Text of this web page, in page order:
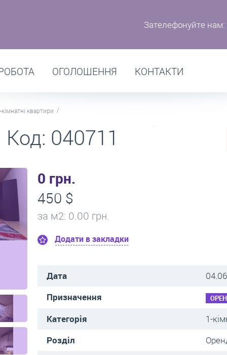
Зателефонуйте нам:
ОГОЛОШЕННЯ КОНТАКТИ
кімнатні квартири
040711
0 грн.
450 $
за м2: 0.00 грн.
Додати в закладки
Дата
Призначення
Категорія
1-
Розділ